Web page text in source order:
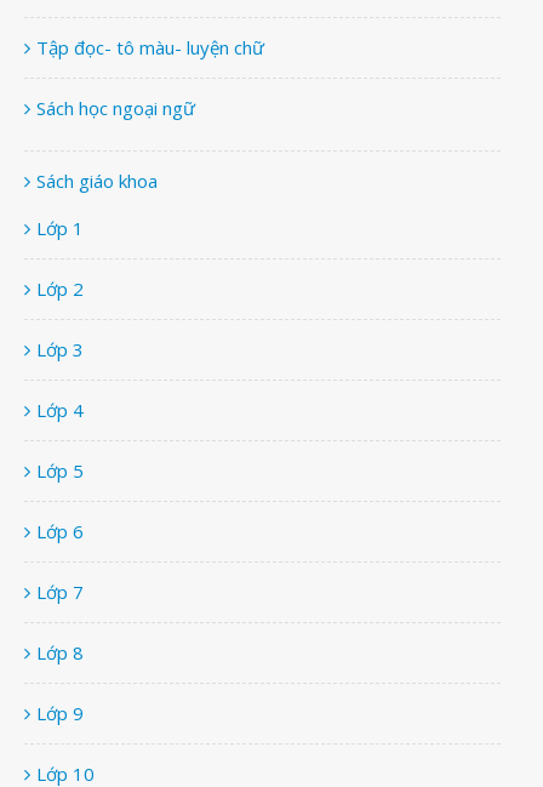
Tập đọc- tô màu- luyện chữ
Sách học ngoại ngữ
Sách giáo khoa
Lớp 1
Lớp 2
Lớp 3
Lớp 4
Lớp 5
Lớp 6
Lớp 7
Lớp 8
Lớp 9
Lớp 10